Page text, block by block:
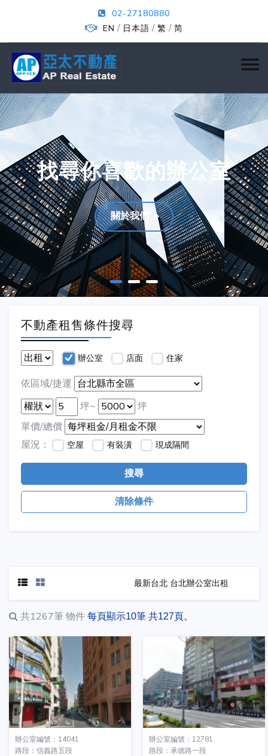
02-27180880
EN / 日本語 / 繁 / 简
找尋你喜歡的辦公室
關於我們
不動產租售條件搜尋
辦公室 店面 住家
依區域/捷運
坪~
坪
單價/總價
屋況：
空屋 有裝潢 現成隔間
搜尋
清除條件
最新台北 台北辦公室出租
共1267筆 物件 每頁顯示10筆 共127頁。
辦公室編號：14041
路段：信義路五段
辦公室編號：12781
路段：承德路一段